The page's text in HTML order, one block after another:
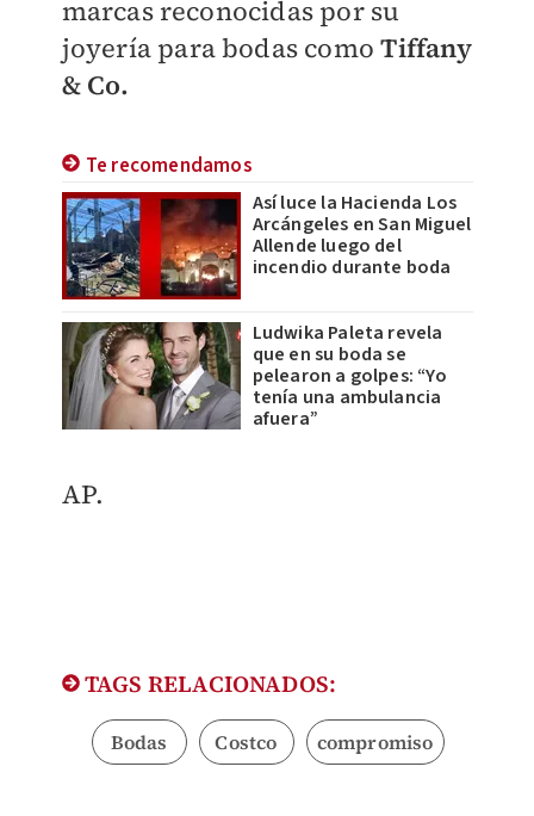
marcas reconocidas por su
joyería para bodas comoTiffany
& Co.
Te recomendamos
Así luce la Hacienda Los
Arcángeles en San Miguel
Allende luego del
incendio durante boda
Ludwika Paleta revela
que en su boda se
pelearon a golpes: “Yo
tenía una ambulancia
afuera”
AP.
TAGS RELACIONADOS:
Bodas Costco compromiso